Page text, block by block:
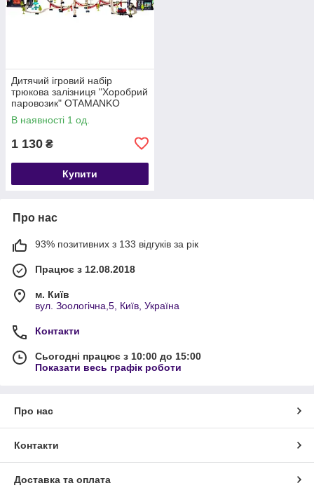
Дитячий ігровий набір
трюкова залізниця "Хоробрий
паровозик" OTAMANKO
89960, 137 деталей
В наявності 1 од.
1 130 ₴
Купити
Про нас
93% позитивних з 133 відгуків за рік
Працює з 12.08.2018
м. Київ
вул. Зоологічна,5, Київ, Україна
Контакти
Сьогодні працює з 10:00 до 15:00
Показати весь графік роботи
Про нас
Контакти
Доставка та оплата